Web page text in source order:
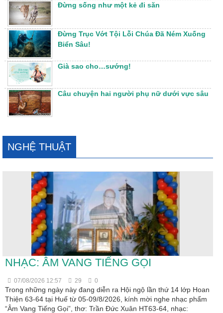
Đừng sống như một kẻ đi săn
Đừng Trục Vớt Tội Lỗi Chúa Đã Ném Xuống
Biển Sâu!
Già sao cho…sướng!
Câu chuyện hai người phụ nữ dưới vực sâu
NGHỆ THUẬT
NHẠC: ÂM VANG TIẾNG GỌI
07/08/2026 12:57 29 0
Trong những ngày này đang diễn ra Hội ngộ lần thứ 14 lớp Hoan
Thiện 63-64 tại Huế từ 05-09/8/2026, kính mời nghe nhạc phẩm
“Âm Vang Tiếng Gọi”, thơ: Trần Đức Xuân HT63-64, nhạc: